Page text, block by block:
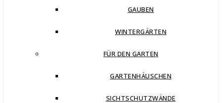
GAUBEN
WINTERGÄRTEN
FÜR DEN GARTEN
GARTENHÄUSCHEN
SICHTSCHUTZWÄNDE